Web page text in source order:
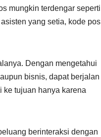
mungkin terdengar seperti
yang setia, kode pos
Dengan mengetahui
bisnis, dapat berjalan
ke tujuan hanya karena
berinteraksi dengan